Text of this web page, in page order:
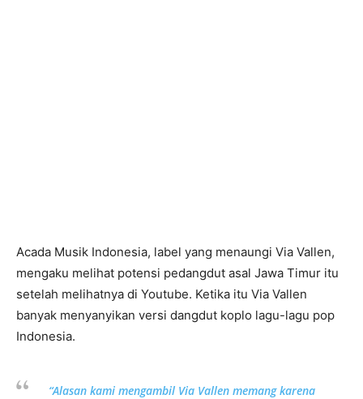
Acada Musik Indonesia, label yang menaungi Via Vallen,
mengaku melihat potensi pedangdut asal Jawa Timur itu
setelah melihatnya di Youtube. Ketika itu Via Vallen
banyak menyanyikan versi dangdut koplo lagu-lagu pop
Indonesia.
“Alasan kami mengambil Via Vallen memang karena